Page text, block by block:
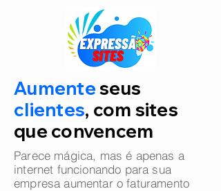
Aumenteseus
clientes, com sites
que convencem
Parece mágica, mas é apenas a
internet funcionando para sua
empresa aumentar o faturamento